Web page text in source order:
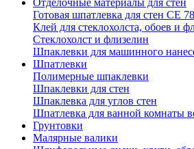
Отделочные материалы для стен
Готовая шпатлевка для стен CE 78
Клей для стеклохолста, обоев и
Стеклохолст и флизелин
Шпаклевки для машинного
Шпатлевки
Полимерные шпаклевки
Шпаклевки для стен
Шпаклевка для углов стен
Шпатлевка для ванной комнаты
Грунтовки
Малярные валики